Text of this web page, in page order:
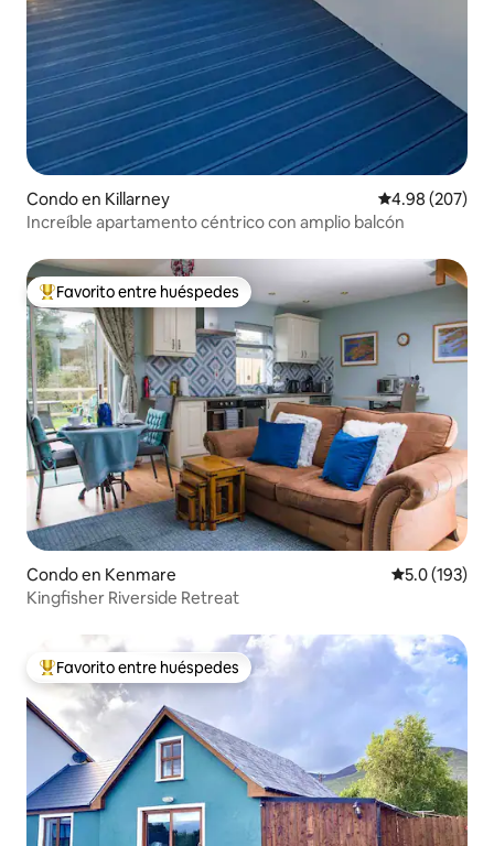
Condo en Killarney Calificación
4.98 (207)
Increíble apartamento céntrico con amplio balcón
Favorito entre huéspedes preferido
Favorito entre huéspedes
Condo en Kenmare Calificación
5.0 (193)
Kingfisher Riverside Retreat
Favorito entre huéspedes preferido
Favorito entre huéspedes